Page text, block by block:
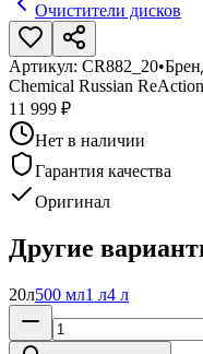
Очистители дисков
Артикул: CR882_20•
Chemical Russian
11 999 ₽
Нет в наличии
Гарантия качества
Оригинал
Другие
20л500 мл1 л4 л